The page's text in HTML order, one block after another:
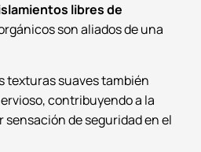
libres de
son aliados de una
texturas suaves también
contribuyendo a la
sensación de seguridad en el